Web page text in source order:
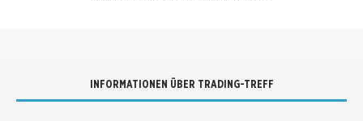
INFORMATIONEN ÜBER TRADING-TREFF